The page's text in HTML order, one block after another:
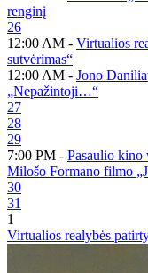
renginį
26
12:00 AM - Virtualios
sutvėrimas“
12:00 AM - Jono
„Nepažintoji…“
27
28
29
7:00 PM - Pasaulio kino
Milošo Formano filmo
30
31
1
Virtualios realybės